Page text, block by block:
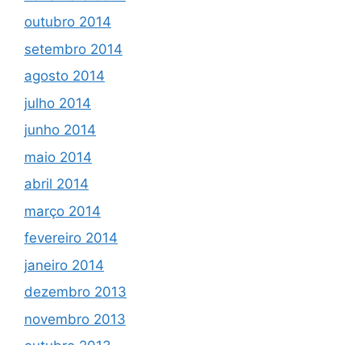
outubro 2014
setembro 2014
agosto 2014
julho 2014
junho 2014
maio 2014
abril 2014
março 2014
fevereiro 2014
janeiro 2014
dezembro 2013
novembro 2013